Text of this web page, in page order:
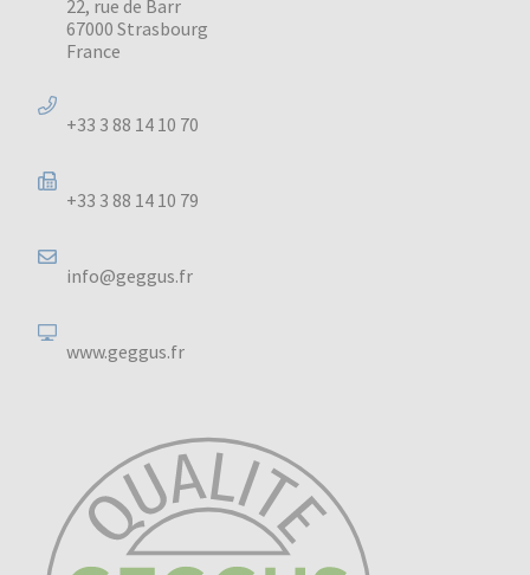
22, rue de Barr
67000 Strasbourg
France
+33 3 88 14 10 70
+33 3 88 14 10 79
info@geggus.fr
www.geggus.fr